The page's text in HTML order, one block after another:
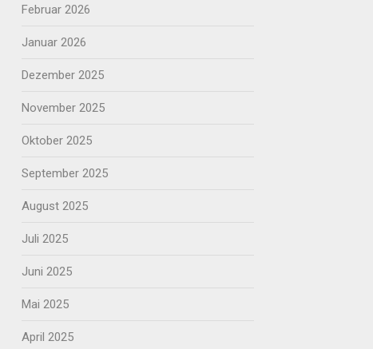
Februar 2026
Januar 2026
Dezember 2025
November 2025
Oktober 2025
September 2025
August 2025
Juli 2025
Juni 2025
Mai 2025
April 2025